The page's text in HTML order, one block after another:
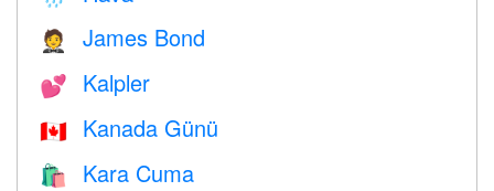
🤵 James Bond
💕 Kalpler
🇨🇦 Kanada Günü
🛍 Kara Cuma